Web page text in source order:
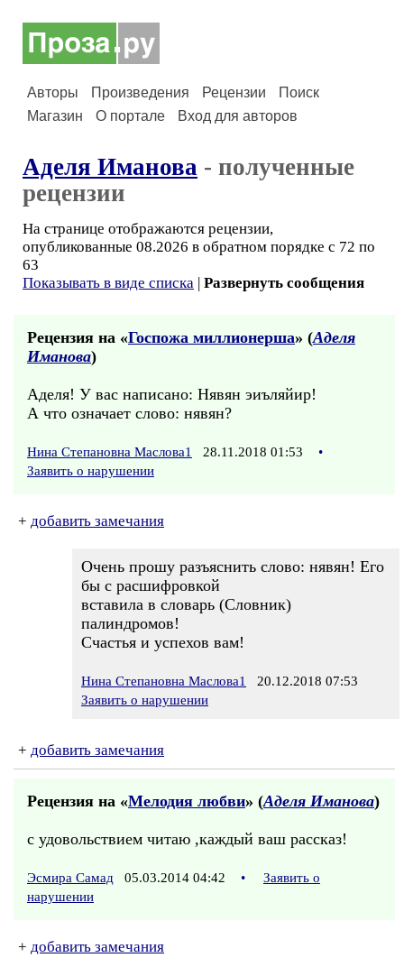
Авторы Произведения Рецензии
Поиск
Магазин
О портале Вход для авторов
Аделя Иманова - полученные
рецензии
На странице отображаются рецензии,
опубликованные 08.2026 в обратном порядке с 72 по
63
Показывать в виде списка | Развернуть сообщения
Рецензия на «Госпожа миллионерша» (Аделя
Иманова)
Аделя! У вас написано: Нявян эиъляйир!
А что означает слово: нявян?
Нина Степановна Маслова1 28.11.2018 01:53
•
Заявить о нарушении
+ добавить замечания
Очень прошу разъяснить слово: нявян! Его
бы с расшифровкой
вставила в словарь (Словник)
палиндромов!
Счастья и успехов вам!
Нина Степановна Маслова1
20.12.2018 07:53
Заявить о нарушении
+ добавить замечания
Рецензия на «Мелодия любви» (Аделя Иманова)
с удовольствием читаю ,каждый ваш рассказ!
Эсмира Самад 05.03.2014 04:42 •
Заявить о
нарушении
+ добавить замечания